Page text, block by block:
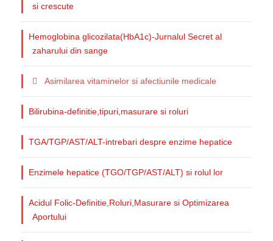
si crescute
Hemoglobina glicozilata(HbA1c)-Jurnalul Secret al
zaharului din sange
Asimilarea vitaminelor si afectiunile medicale
Bilirubina-definitie,tipuri,masurare si roluri
TGA/TGP/AST/ALT-intrebari despre enzime hepatice
Enzimele hepatice (TGO/TGP/AST/ALT) si rolul lor
Acidul Folic-Definitie,Roluri,Masurare si Optimizarea
Aportului